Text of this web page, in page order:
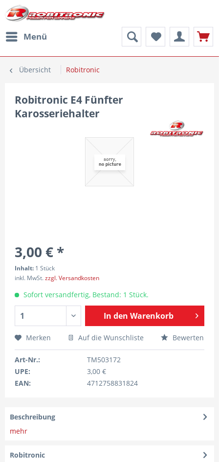
Menü
Übersicht Robitronic
Robitronic E4 Fünfter
Karosseriehalter
3,00 € *
Inhalt: 1 Stück
inkl. MwSt.zzgl. Versandkosten
Sofort versandfertig, Bestand: 1 Stück.
In den Warenkorb
Merken Auf die Wunschliste Bewerten
Art-Nr.:
TM503172
UPE:
3,00 €
EAN:
4712758831824
Beschreibung
mehr
Robitronic